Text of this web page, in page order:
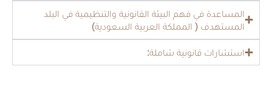
المساعدة في فهم البيئة القانونية والتنظيمية في البلد
المستهدف ( المملكة العربية السعودية)
استشارات قانونية شاملة: